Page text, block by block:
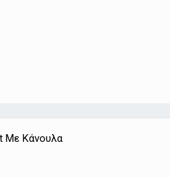
Με Κάνουλα